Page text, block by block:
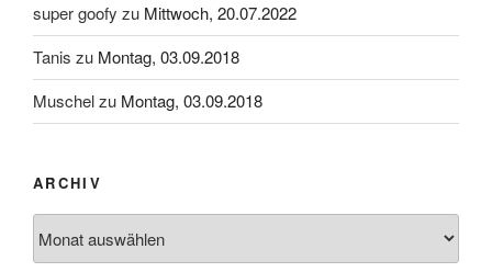
super goofy zu Mittwoch, 20.07.2022
Tanis zu Montag, 03.09.2018
Muschelzu Montag, 03.09.2018
ARCHIV